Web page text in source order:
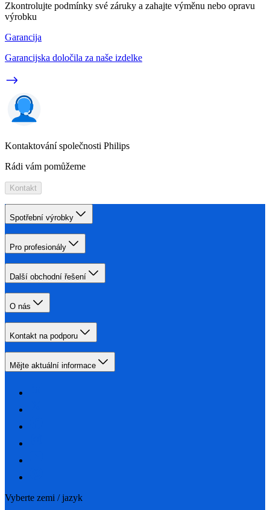
Zkontrolujte podmínky své záruky a zahajte výměnu nebo opravu
výrobku
Garancija
Garancijska določila za naše izdelke
Kontaktování společnosti Philips
Rádi vám pomůžeme
Kontakt
Spotřební výrobky
Pro profesionály
Další obchodní řešení
O nás
Kontakt na podporu
Mějte aktuální informace
Vyberte zemi / jazyk